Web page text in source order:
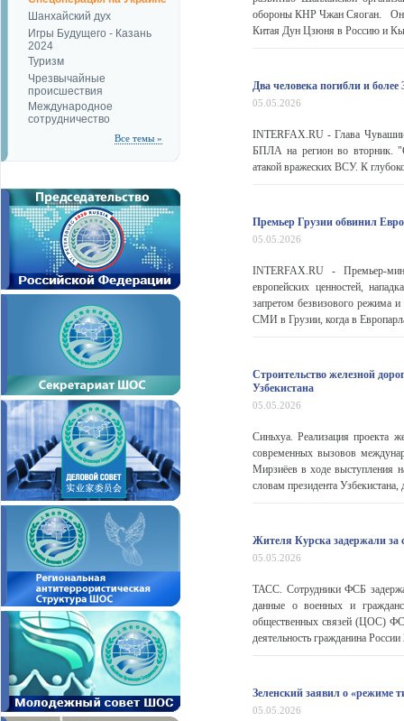
Шанхайский дух
Игры Будущего - Казань
2024
Туризм
Чрезвычайные
происшествия
Международное
сотрудничество
Все темы »
обороны КНР Чжан Сяоган. Он
Китая Дун Цзюня в Россию и
Два человека погибли и
05.05.2026
INTERFAX.RU - Глава
БПЛА на регион во вторник.
атакой вражеских ВСУ. К
Премьер Грузии обвинил
05.05.2026
INTERFAX.RU - Премьер-
европейских ценностей,
запретом безвизового режима
СМИ в Грузии, когда в
Строительство железной
Узбекистана
05.05.2026
Синьхуа. Реализация проекта
современных вызовов
Мирзиёев в ходе выступления
словам президента
Жителя Курска задержали за
05.05.2026
ТАСС. Сотрудники ФСБ
данные о военных и
общественных связей (ЦОС)
деятельность гражданина
Зеленский заявил о «режиме
05.05.2026